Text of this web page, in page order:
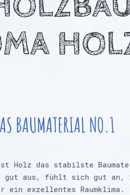
BAUMATERIAL NO.1
Holz das stabilste
aus, fühlt sich gut an,
exzellentes Raumklima.